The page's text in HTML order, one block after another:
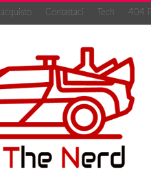
Contattaci Tech 404